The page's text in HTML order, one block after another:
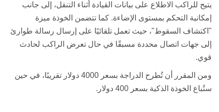
يتيح للراكب الاطلاع على بيانات القيادة أثناء التنقل، إلى جانب
إمكانية التحكم بمستوى الإضاءة. كما تتضمن الخوذة ميزة
" اكتشاف السقوط"، حيث تعمل تلقائيًا على إرسال رسالة طوارئ
إلى جهات اتصال محددة مسبقًا في حال تعرض الراكب لحادث
قوي.
ومن المقرر أن تُطرح الدراجة بسعر 4000 دولار تقريبًا، في حين
ستُباع الخوذة الذكية بسعر 400 دولار .